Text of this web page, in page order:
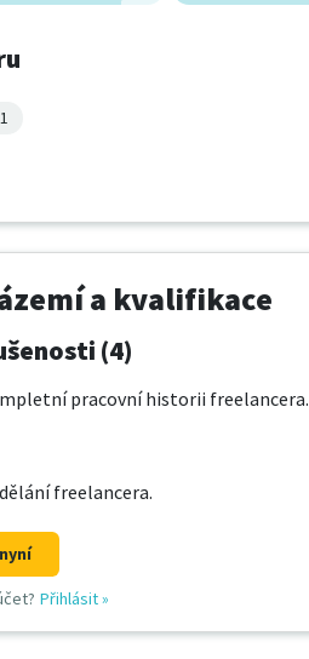
1
a kvalifikace
(4)
pracovní historii freelancera.
freelancera.
Přihlásit»